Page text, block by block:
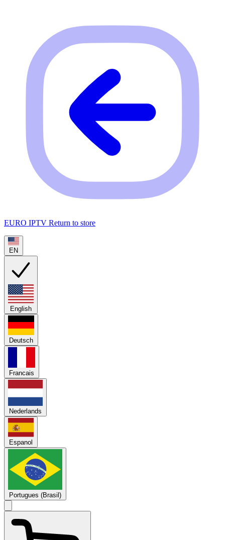
EURO IPTV Return to store
EN
English
Deutsch
Francais
Nederlands
Espanol
Portugues (Brasil)